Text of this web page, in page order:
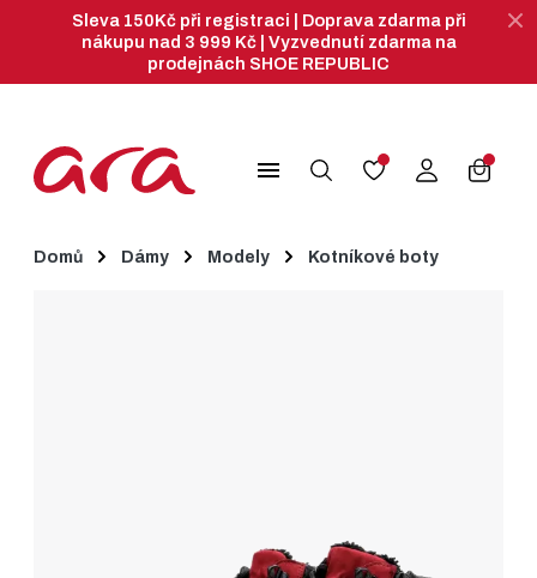
Sleva 150Kč při registraci | Doprava zdarma při
nákupu nad 3 999 Kč | Vyzvednutí zdarma na
prodejnách SHOE REPUBLIC
menu
Domů Dámy Modely Kotníkové boty